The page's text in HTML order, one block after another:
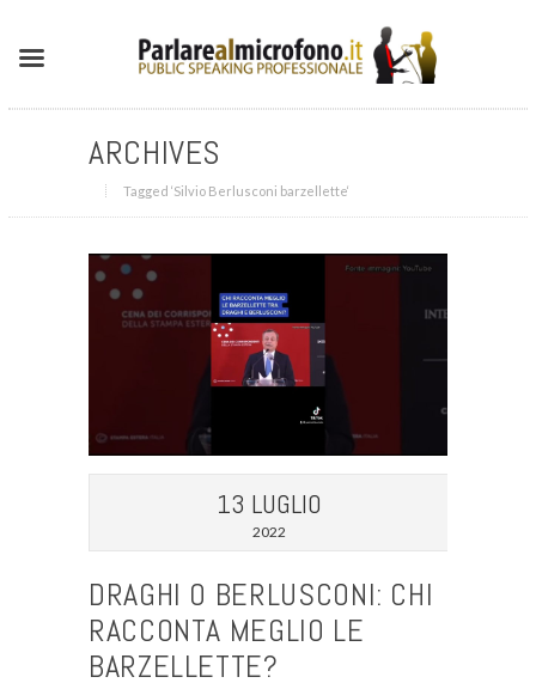
ARCHIVES
Tagged ‘Silvio Berlusconi barzellette‘
13 LUGLIO
2022
DRAGHI O BERLUSCONI: CHI
RACCONTA MEGLIO LE
BARZELLETTE?